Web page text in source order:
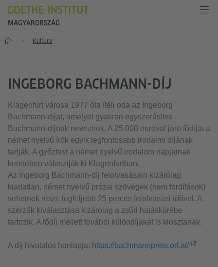
MAGYARORSZÁG
Főoldal Kultúra
INGEBORG BACHMANN-DÍJ
Klagenfurt városa 1977 óta ítéli oda az Ingeborg
Bachmann-díjat, amelyet gyakran egyszerűsítve
Bachmann-díjnak neveznek. A 25 000 euróval járó fődíjat a
német nyelvű írók egyik legfontosabb irodalmi díjának
tartják. A győztest a német nyelvű irodalom napjainak
keretében választják ki Klagenfurtban.
Az Ingeborg Bachmann-díj felolvasásain kizárólag
kiadatlan, német nyelvű prózai szövegek (nem fordítások)
vehetnek részt, legfeljebb 25 perces felolvasási idővel. A
szerzők kiválasztása kizárólag a zsűri hatáskörébe
tartozik. A fődíj mellett további különdíjakat is kiosztanak.
A díj hivatalos honlapja: https://bachmannpreis.orf.at/